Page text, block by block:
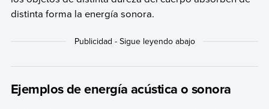
distinta forma la energía sonora.
Ejemplos de energía acústica o sonora